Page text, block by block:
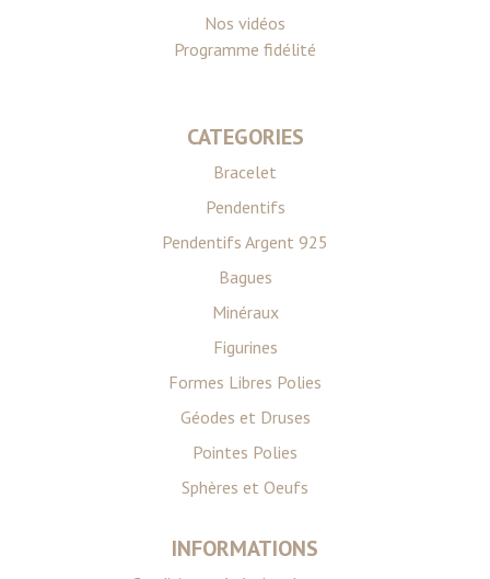
Nos vidéos
Programme fidélité
CATEGORIES
Bracelet
Pendentifs
Pendentifs Argent 925
Bagues
Minéraux
Figurines
Formes Libres Polies
Géodes et Druses
Pointes Polies
Sphères et Oeufs
INFORMATIONS